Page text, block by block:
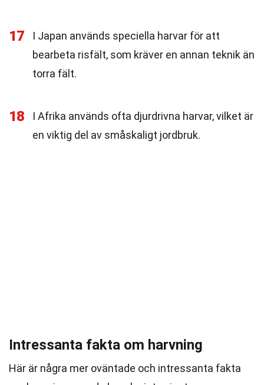
17
I Japan används speciella harvar för att
bearbeta risfält, som kräver en annan teknik än
torra fält.
18
I Afrika används ofta djurdrivna harvar, vilket är
en viktig del av småskaligt jordbruk.
Intressanta fakta om harvning
Här är några mer oväntade och intressanta fakta